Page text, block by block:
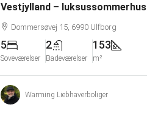
Vestjylland –
Dommersøvej 15, 6990 Ulfborg
5
Soveværelser
2
Badeværelser
153
m²
Warming Liebhaverboliger